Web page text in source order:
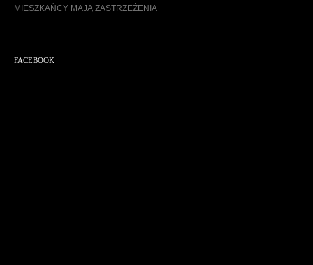
MIESZKAŃCY MAJĄ ZASTRZEŻENIA
FACEBOOK